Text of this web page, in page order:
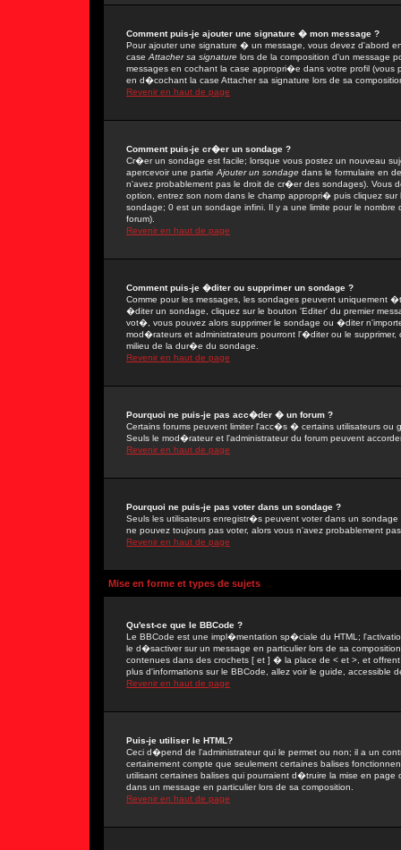
Comment puis-je ajouter une signature � mon message ?
Pour ajouter une signature � un message, vous devez d'abord
case Attacher sa signature lors de la composition d'un message
messages en cochant la case appropri�e dans votre profil
en d�cochant la case Attacher sa signature lors de sa
Revenir en haut de page
Comment puis-je cr�er un sondage ?
Cr�er un sondage est facile; lorsque vous postez un nouveau
apercevoir une partie Ajouter un sondage dans le formulaire en
n'avez probablement pas le droit de cr�er des sondages). Vous
option, entrez son nom dans le champ appropri� puis cliquez
sondage; 0 est un sondage infini. Il y a une limite pour le
forum).
Revenir en haut de page
Comment puis-je �diter ou supprimer un sondage ?
Comme pour les messages, les sondages peuvent
�diter un sondage, cliquez sur le bouton 'Editer' du premier
vot�, vous pouvez alors supprimer le sondage ou �diter
mod�rateurs et administrateurs pourront l'�diter ou le
milieu de la dur�e du sondage.
Revenir en haut de page
Pourquoi ne puis-je pas acc�der � un forum ?
Certains forums peuvent limiter l'acc�s � certains utilisateurs ou
Seuls le mod�rateur et l'administrateur du forum peuvent
Revenir en haut de page
Pourquoi ne puis-je pas voter dans un sondage ?
Seuls les utilisateurs enregistr�s peuvent voter dans un
ne pouvez toujours pas voter, alors vous n'avez probablement
Revenir en haut de page
Mise en forme et types de sujets
Qu'est-ce que le BBCode ?
Le BBCode est une impl�mentation sp�ciale du HTML;
le d�sactiver sur un message en particulier lors de sa
contenues dans des crochets [ et ] � la place de < et >, et
plus d'informations sur le BBCode, allez voir le guide, accessible
Revenir en haut de page
Puis-je utiliser le HTML?
Ceci d�pend de l'administrateur qui le permet ou non; il a un
certainement compte que seulement certaines balises
utilisant certaines balises qui pourraient d�truire la mise en
dans un message en particulier lors de sa composition.
Revenir en haut de page